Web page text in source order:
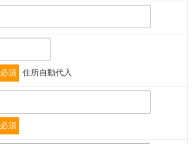
必須 住所自動代入
必須